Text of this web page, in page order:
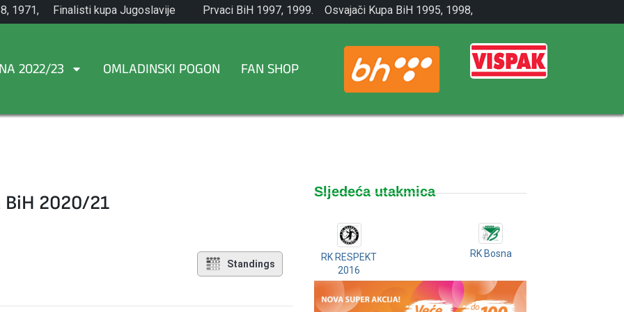
1971,
Finalisti kupa Jugoslavije
1965.
Prvaci BiH 1997, 1999.
Osvajači Kupa BiH 1995, 1998,
2001.
2022/23 OMLADINSKI POGON FAN SHOP
2020/21
Standings
Sljedeća utakmica
RK RESPEKT
2016
RK Bosna